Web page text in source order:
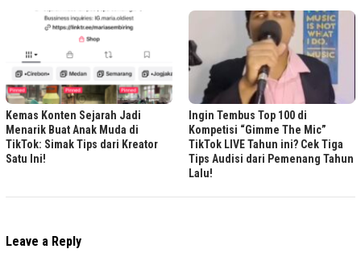
Kemas Konten Sejarah Jadi
Menarik Buat Anak Muda di
TikTok: Simak Tips dari Kreator
Satu Ini!
Ingin Tembus Top 100 di
Kompetisi “Gimme The Mic”
TikTok LIVE Tahun ini? Cek Tiga
Tips Audisi dari Pemenang Tahun
Lalu!
Leave a Reply